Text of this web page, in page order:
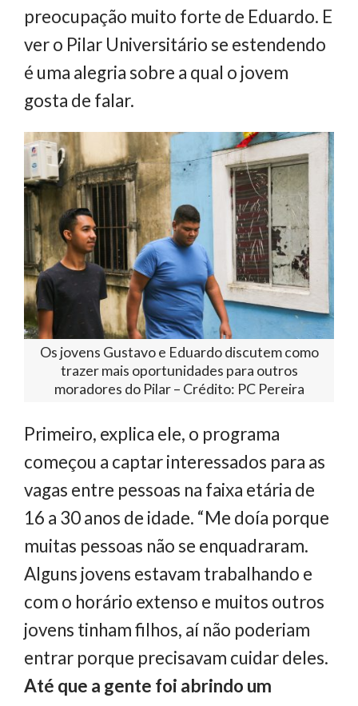
preocupação muito forte de Eduardo. E
ver o Pilar Universitário se estendendo
é uma alegria sobre a qual o jovem
gosta de falar.
Os jovens Gustavo e Eduardo discutem como
trazer mais oportunidades para outros
moradores do Pilar – Crédito: PC Pereira
Primeiro, explica ele, o programa
começou a captar interessados para as
vagas entre pessoas na faixa etária de
16 a 30 anos de idade. “Me doía porque
muitas pessoas não se enquadraram.
Alguns jovens estavam trabalhando e
com o horário extenso e muitos outros
jovens tinham filhos, aí não poderiam
entrar porque precisavam cuidar deles.
Até que a gente foi abrindo um